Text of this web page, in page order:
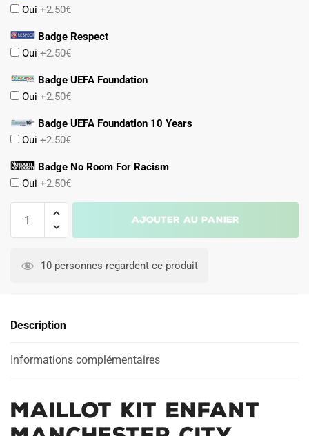
Oui +2.50€
Badge Respect
Oui +2.50€
Badge UEFA Foundation
Oui +2.50€
Badge UEFA Foundation 10 Years
Oui +2.50€
Badge No Room For Racism
Oui +2.50€
Third
2025
Ajouter au panier
10 personnes regardent ce produit
Description
Informations complémentaires
Maillot Kit Enfant